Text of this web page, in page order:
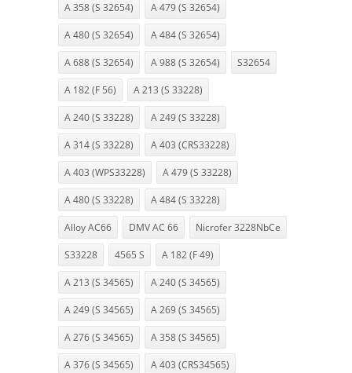
A 358 (S 32654) A 479 (S 32654)
A 480 (S 32654) A 484 (S 32654)
A 688 (S 32654) A 988 (S 32654) S32654
A 182 (F 56) A 213 (S 33228)
A 240 (S 33228) A 249 (S 33228)
A 314 (S 33228) A 403 (CRS33228)
A 403 (WPS33228) A 479 (S 33228)
A 480 (S 33228) A 484 (S 33228)
Alloy AC66 DMV AC 66 Nicrofer 3228NbCe
S33228 4565 S A 182 (F 49)
A 213 (S 34565) A 240 (S 34565)
A 249 (S 34565) A 269 (S 34565)
A 276 (S 34565) A 358 (S 34565)
A 376 (S 34565) A 403 (CRS34565)